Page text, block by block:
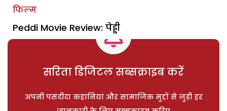
फिल्म
Peddi Movie Review: पेड्डी
सरिता डिजिटल सब्सक्राइब करें
अपनी पसंदीदा कहानियां और सामाजिक मुद्दों से जुड़ी हर